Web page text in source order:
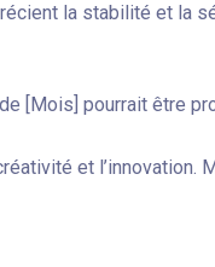
la stabilité et la
[Mois] pourrait être
et